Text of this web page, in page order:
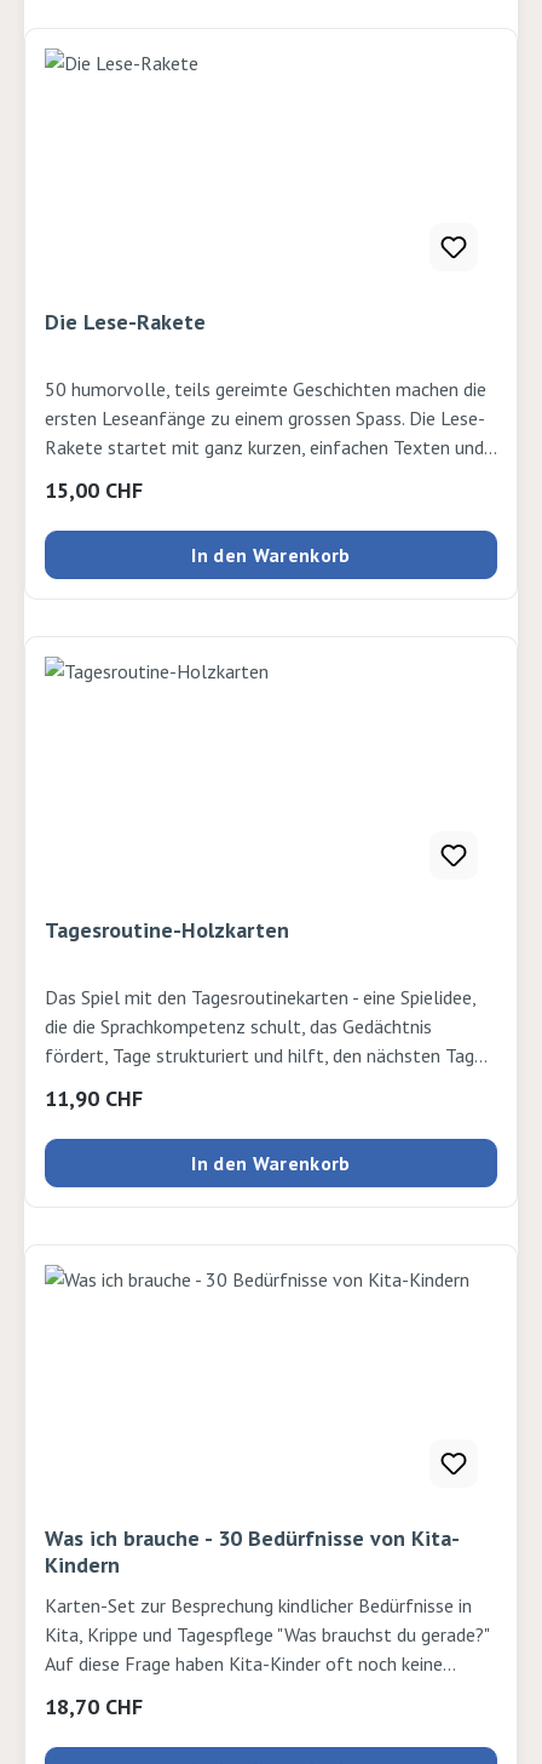
Die Lese-Rakete
50 humorvolle, teils gereimte Geschichten machen die
ersten Leseanfänge zu einem grossen Spass. Die Lese-
Rakete startet mit ganz kurzen, einfachen Texten und
Fünf Kapitel mit ansteigendem Niveau - In grosser
Erstleseschrift und Silbenschreibweise - Illustrationen
zu jeder Geschichte Ab 1. KlasseVerlag: Cornelsen
Regulärer Preis:
15,00 CHF
In den Warenkorb
Tagesroutine-Holzkarten
Das Spiel mit den Tagesroutinekarten - eine Spielidee,
die die Sprachkompetenz schult, das Gedächtnis
fördert, Tage strukturiert und hilft, den nächsten Tag
für eigene Tätigkeiten zum Selbstgestalten. 23 Teile.
Karte: 5,5 x 4 x 0,4 cm ISBN: 4013594582926
Regulärer Preis:
11,90 CHF
In den Warenkorb
Was ich brauche - 30 Bedürfnisse von Kita-
Kindern
Karten-Set zur Besprechung kindlicher Bedürfnisse in
Kita, Krippe und Tagespflege "Was brauchst du gerade?"
Auf diese Frage haben Kita-Kinder oft noch keine
benennen lernen. Dieses Karten-Set unterstützt Sie
dabei, die Bedürfnisse von Kindern zu erkennen, sichtbar
Regulärer Preis:
18,70 CHF